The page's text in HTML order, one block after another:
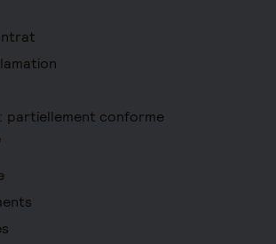
partiellement conforme